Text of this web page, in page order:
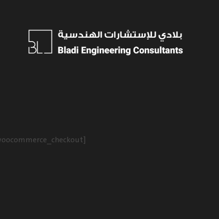
[woocommerce_checkout]